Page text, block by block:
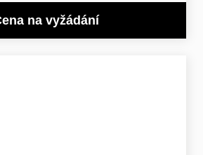
na vyžádání